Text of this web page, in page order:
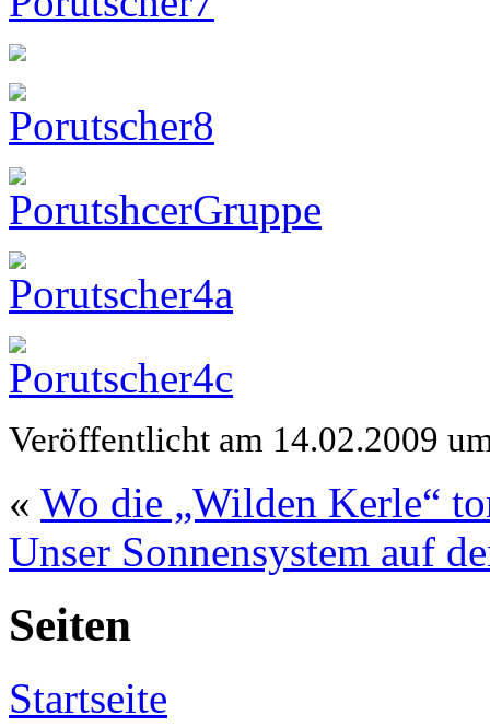
Veröffentlicht am 14.02.2009
« Wo die „Wilden Kerle“
Unser Sonnensystem auf
Seiten
Startseite